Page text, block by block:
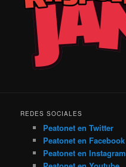
REDES SOCIALES
Peatonet en Twitter
Peatonet en Facebook
Peatonet en Instagram